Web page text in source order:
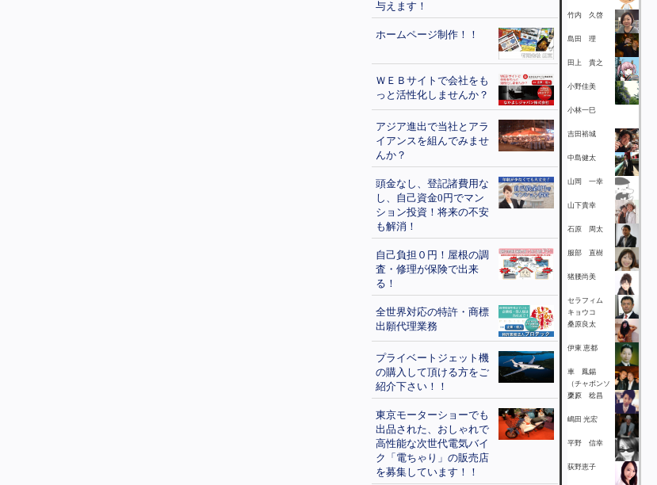
与えます！
ホームページ制作！！
ＷＥＢサイトで会社をも
っと活性化しませんか？
アジア進出で当社とアラ
イアンスを組んでみませ
んか？
頭金なし、登記諸費用な
し、自己資金0円でマン
ション投資！将来の不安
も解消！
自己負担０円！屋根の調
査・修理が保険で出来
る！
全世界対応の特許・商標
出願代理業務
プライベートジェット機
の購入して頂ける方をご
紹介下さい！！
東京モーターショーでも
出品された、おしゃれで
高性能な次世代電気バイ
ク「電ちゃり」の販売店
を募集しています！！
竹内 久啓
島田 理
田上 貴之
小野佳美
小林一巳
吉田裕城
中島健太
山岡 一幸
山下貴幸
石原 周太
服部 直樹
猪腰尚美
セラフィム
キョウコ
桑原良太
伊東 恵都
車 鳳錫
（チャボンソ
ク）
栗原 稔昌
嶋田 光宏
平野 信幸
荻野恵子